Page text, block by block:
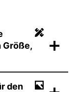
Größe,
den